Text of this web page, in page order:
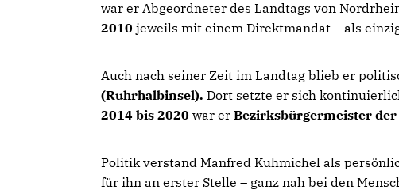
war er Abgeordneter des Landtags von
2010 jeweils mit einem Direktmandat – als
Auch nach seiner Zeit im Landtag blieb er
(Ruhrhalbinsel). Dort setzte er sich
2014 bis 2020 war er Bezirksbürgermeister
Politik verstand Manfred Kuhmichel als
für ihn an erster Stelle – ganz nah bei den